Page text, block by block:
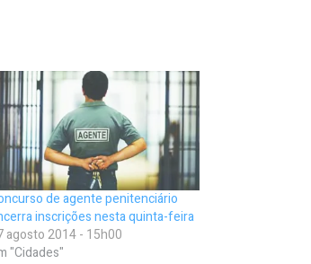
de agente penitenciário
inscrições nesta quinta-feira
agosto 2014 - 15h00
"Cidades"